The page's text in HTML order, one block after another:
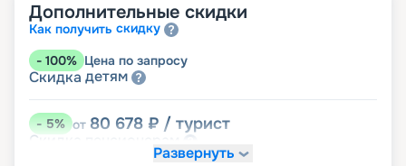
Дополнительные скидки
Как получить скидку
- 100% Цена по запросу
Скидка детям
-5% от 80 678 ₽ / турист
Скидка
Развернуть